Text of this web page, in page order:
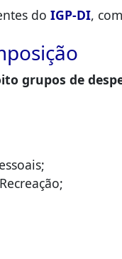
do IGP-DI,
grupos de